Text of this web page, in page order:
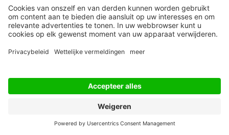
Volg Ons
Alle rechten voorbehouden
Privacyinstellingen
Algemene Voorwaarden